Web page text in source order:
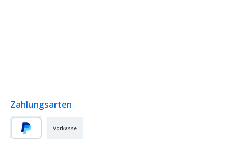
Zahlungsarten
Vorkasse